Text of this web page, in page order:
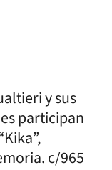
y sus
participan
c/965